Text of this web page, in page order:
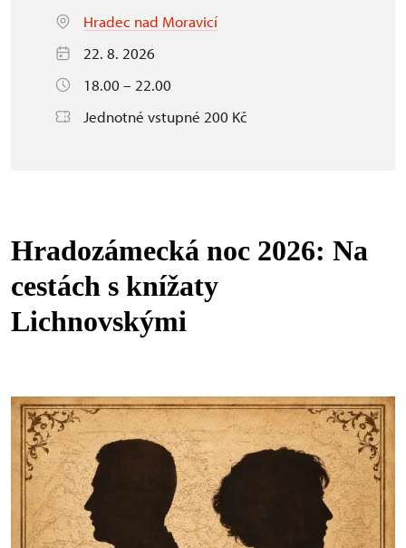
Hradec nad Moravicí
22. 8. 2026
18.00 – 22.00
Jednotné vstupné 200 Kč
Hradozámecká noc 2026: Na
cestách s knížaty
Lichnovskými